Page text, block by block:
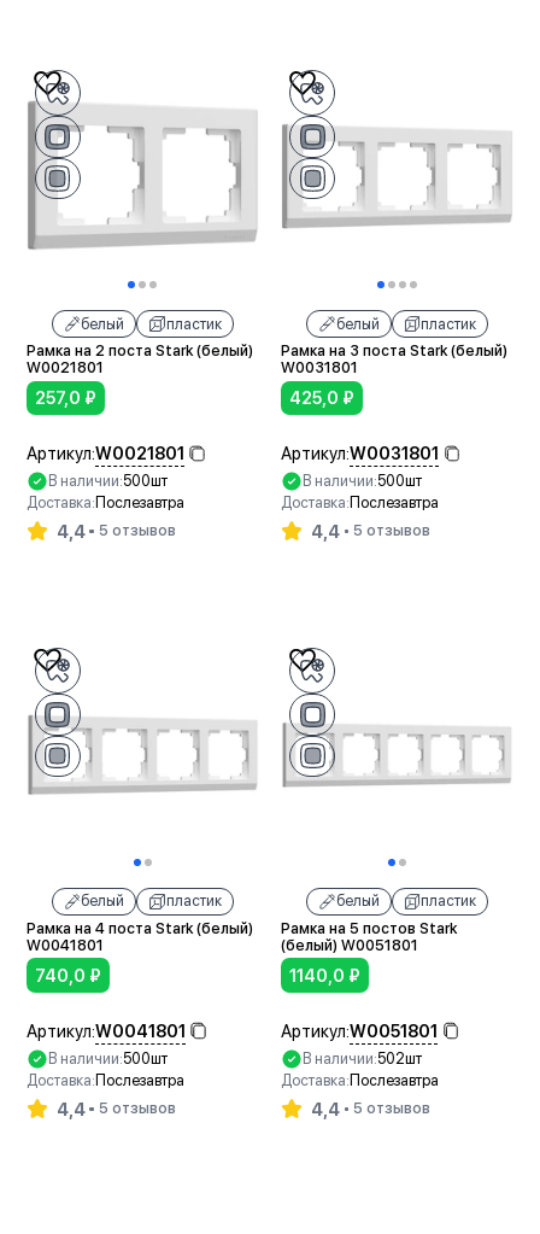
белый
пластик
Рамка на 2 поста Stark (белый)
W0021801
257,0 ₽
Артикул:W0021801
В наличии:500шт
Доставка: Послезавтра
4,4 5 отзывов
белый
пластик
Рамка на 3 поста Stark (белый)
W0031801
425,0 ₽
Артикул:W0031801
В наличии:500шт
Доставка: Послезавтра
4,4 5 отзывов
белый
пластик
Рамка на 4 поста Stark (белый)
W0041801
740,0 ₽
Артикул:W0041801
В наличии:500шт
Доставка: Послезавтра
4,4 5 отзывов
белый
пластик
Рамка на 5 постов Stark
(белый) W0051801
1140,0 ₽
Артикул:W0051801
В наличии:502шт
Доставка: Послезавтра
4,4 5 отзывов